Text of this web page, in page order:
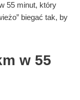
55 minut, który
biegać tak, by
w 55